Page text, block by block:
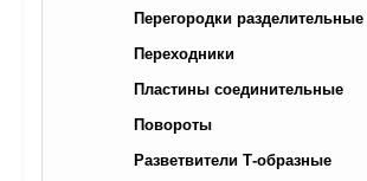
Перегородки разделительные
Переходники
Пластины соединительные
Повороты
Разветвители Т-образные